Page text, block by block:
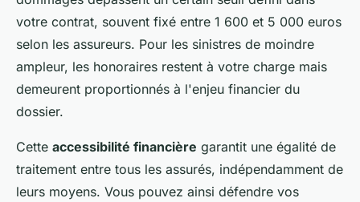
votre contrat, souvent fixé entre 1 600 et 5 000 euros
selon les assureurs. Pour les sinistres de moindre
ampleur, les honoraires restent à votre charge mais
demeurent proportionnés à l'enjeu financier du
dossier.
Cette accessibilité financière garantit une égalité de
traitement entre tous les assurés, indépendamment de
leurs moyens. Vous pouvez ainsi défendre vos